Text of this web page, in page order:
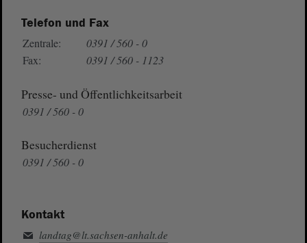
Telefon und Fax
Zentrale:
0391 / 560 - 0
Fax:
0391 / 560 - 1123
Presse- und Öffentlichkeitsarbeit
0391 / 560 - 0
Besucherdienst
0391 / 560 - 0
Kontakt
landtag@lt.sachsen-anhalt.de